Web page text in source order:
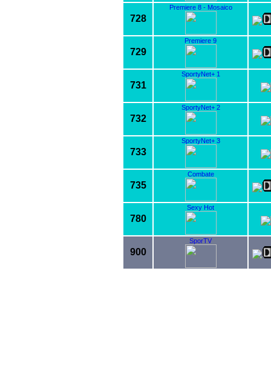
728
Premiere 8 - Mosaico
729
Premiere 9
731
SportyNet+ 1
732
SportyNet+ 2
733
SportyNet+ 3
735
Combate
780
Sexy Hot
900
SporTV